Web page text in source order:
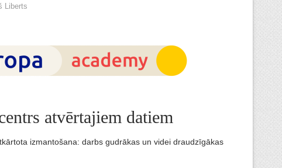
Liberts
atvērtajiem datiem
izmantošana: darbs gudrākas un videi draudzīgākas